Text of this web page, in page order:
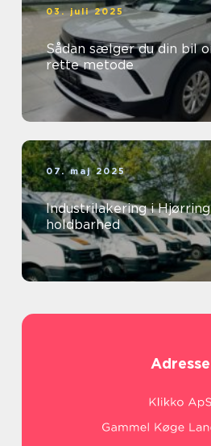
03. juli 2025
Sådan sælger du din bil
rette metode
07. maj 2025
Industrilakering i
holdbarhed
Adresse